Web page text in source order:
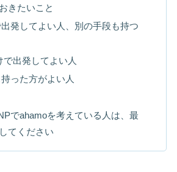
きたいこと
発してよい人、別の手段も持つ
で出発してよい人
った方がよい人
でahamoを考えている人は、最
てください